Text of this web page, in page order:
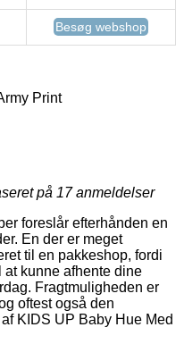
Besøg webshop
Print
på 17anmeldelser
foreslår efterhånden en
En der er meget
til en pakkeshop, fordi
kunne afhente dine
Fragtmuligheden er
oftest også den
KIDS UP Baby Hue Med